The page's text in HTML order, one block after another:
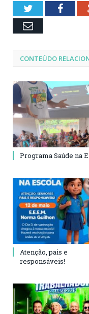
Twitter
Email
CONTEÚDO
Programa Saúde na
Atenção, pais e
responsáveis!